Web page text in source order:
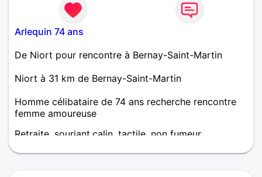
Arlequin 74 ans
De Niort pour rencontre à Bernay-Saint-Martin
Niort à 31 km de Bernay-Saint-Martin
Homme célibataire de 74 ans recherche rencontre
femme amoureuse
Retraite, souriant,calin, tactile, non fumeur.
voyages, les découvertes.. A part la marche, aucun